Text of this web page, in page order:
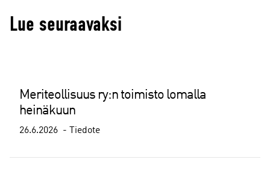
Lue seuraavaksi
Meriteollisuus ry:n toimisto lomalla
heinäkuun
26.6.2026 Tiedote